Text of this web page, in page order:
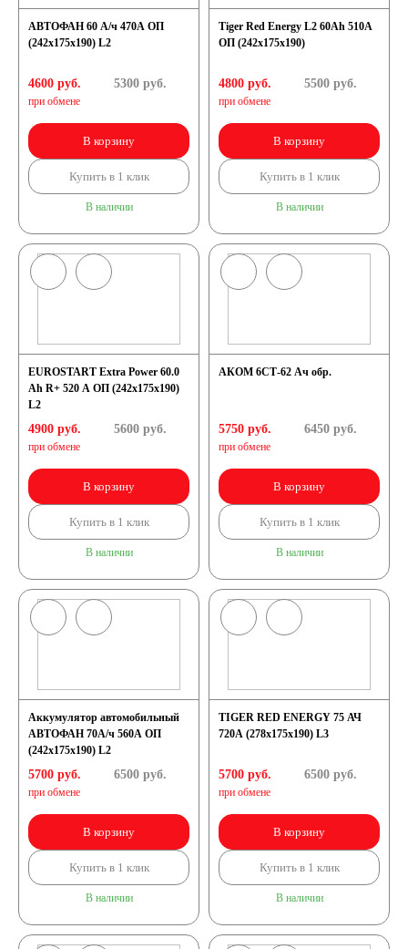
АВТОФАН 60 А/ч 470А ОП
(242x175x190) L2
4600 руб.
при обмене
5300руб.
В корзину
Купить в 1 клик
В наличии
Tiger Red Energy L2 60Ah 510A
ОП (242x175x190)
4800 руб.
при обмене
5500руб.
В корзину
Купить в 1 клик
В наличии
EUROSTART Extra Power 60.0
Ah R+ 520 A ОП (242x175x190)
L2
4900 руб.
при обмене
5600руб.
В корзину
Купить в 1 клик
В наличии
АКОМ 6СТ-62 Ач обр.
5750 руб.
при обмене
6450руб.
В корзину
Купить в 1 клик
В наличии
Аккумулятор автомобильный
АВТОФАН 70А/ч 560А ОП
(242x175x190) L2
5700 руб.
при обмене
6500руб.
В корзину
Купить в 1 клик
В наличии
TIGER RED ENERGY 75 АЧ
720A (278x175x190) L3
5700 руб.
при обмене
6500руб.
В корзину
Купить в 1 клик
В наличии